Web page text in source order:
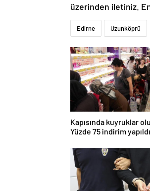
üzerinden iletiniz.
Edirne Uzunköprü
Kapısında kuyruklar
Yüzde 75 indirim